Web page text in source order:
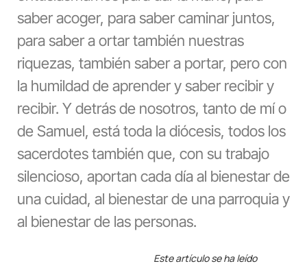
saber acoger, para saber caminar juntos,
para saber a ortar también nuestras
riquezas, también saber a portar, pero con
la humildad de aprender y saber recibir y
recibir. Y detrás de nosotros, tanto de mí o
de Samuel, está toda la diócesis, todos los
sacerdotes también que, con su trabajo
silencioso, aportan cada día al bienestar de
una cuidad, al bienestar de una parroquia y
al bienestar de las personas.
Este artículo se ha leído